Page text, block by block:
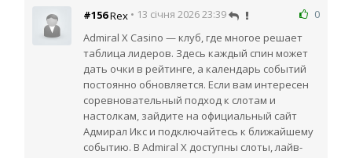
0
#156Rex • 13 січня 2026 23:39
Admiral X Casino — клуб, где многое решает
таблица лидеров. Здесь каждый спин может
дать очки в рейтинге, а календарь событий
постоянно обновляется. Если вам интересен
соревновательный подход к слотам и
настолкам, зайдите на официальный сайт
Адмирал Икс и подключайтесь к ближайшему
событию. В Admiral X доступны слоты, лайв-